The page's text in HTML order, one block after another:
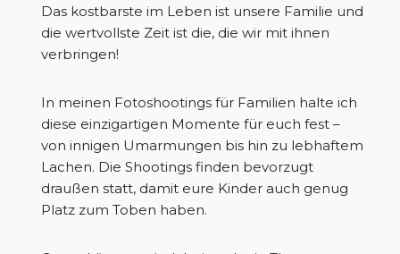
Das kostbarste im Leben ist unsere Familie und
die wertvollste Zeit ist die, die wir mit ihnen
verbringen!
In meinen Fotoshootings für Familien halte ich
diese einzigartigen Momente für euch fest –
von innigen Umarmungen bis hin zu lebhaftem
Lachen. Die Shootings finden bevorzugt
draußen statt, damit eure Kinder auch genug
Platz zum Toben haben.